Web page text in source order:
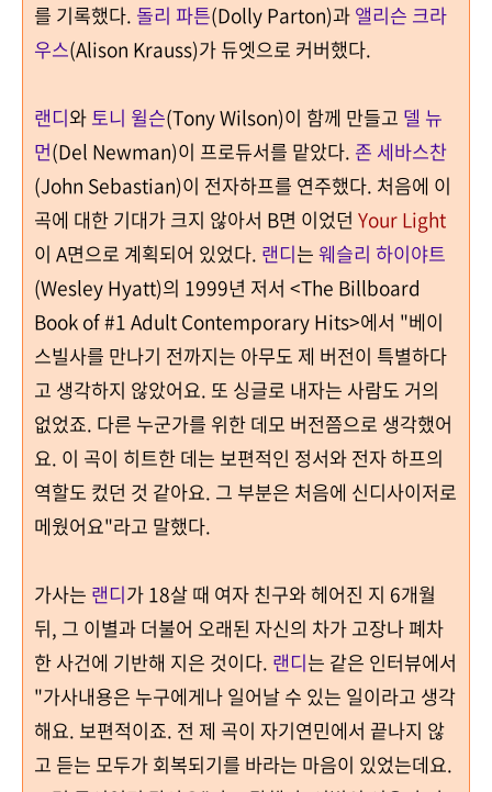
를 기록했다. 돌리 파튼(Dolly Parton)과앨리슨 크라
우스(Alison Krauss)가 듀엣으로 커버했다.
랜디와토니 윌슨(Tony Wilson)이 함께 만들고 델 뉴
먼(Del Newman)이 프로듀서를 맡았다. 존 세바스찬
(John Sebastian)이 전자하프를 연주했다. 처음에 이
곡에 대한 기대가 크지 않아서 B면 이었던 Your Light
이 A면으로 계획되어 있었다. 랜디는웨슬리 하이야트
(Wesley Hyatt)의 1999년 저서 <The Billboard
Book of #1 Adult Contemporary Hits>에서 "베이
스빌사를 만나기 전까지는 아무도 제 버전이 특별하다
고 생각하지 않았어요. 또 싱글로 내자는 사람도 거의
없었죠. 다른 누군가를 위한 데모 버전쯤으로 생각했어
요. 이 곡이 히트한 데는 보편적인 정서와 전자 하프의
역할도 컸던 것 같아요. 그 부분은 처음에 신디사이저로
메웠어요"라고 말했다.
가사는 랜디가 18살 때 여자 친구와 헤어진 지 6개월
뒤, 그 이별과 더불어 오래된 자신의 차가 고장나 폐차
한 사건에 기반해 지은 것이다. 랜디는 같은 인터뷰에서
"가사내용은 누구에게나 일어날 수 있는 일이라고 생각
해요. 보편적이죠. 전 제 곡이 자기연민에서 끝나지 않
고 듣는 모두가 회복되기를 바라는 마음이 있었는데요.